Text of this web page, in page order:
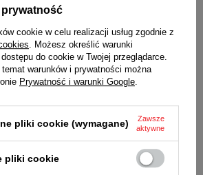
działania zegarka bez
baterii - 3 lata
prywatność
cookie w celu realizacji usług zgodnie z
. Możesz określić warunki
do cookie w Twojej przeglądarce.
warunków i prywatności można
Prywatność i warunki Google
pliki cookie (wymagane)
Zawsze
aktywne
pliki cookie